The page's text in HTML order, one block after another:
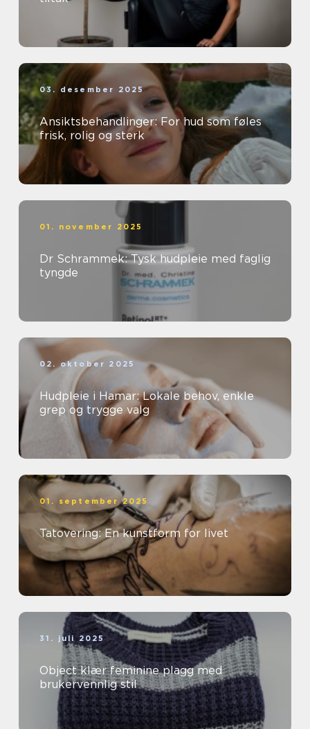
03. desember 2025
Ansiktsbehandlinger: For hud som føles
frisk, rolig og sterk
01. november 2025
Dr Schrammek: Tysk hudpleie med faglig
tyngde
02. oktober 2025
Hudpleie i Hamar: Lokale behov, enkle
grep og trygge valg
01. september 2025
Tatovering: En kunstform for livet
31. juli 2025
Object klær feminine plagg med
brukervennlig stil